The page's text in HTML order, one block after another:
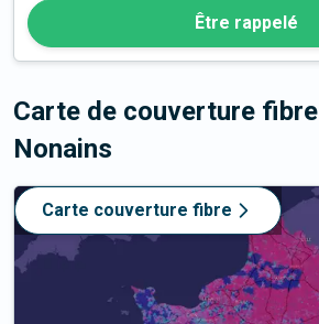
Être rappelé
Carte de couverture fibre
Nonains
Carte couverture fibre